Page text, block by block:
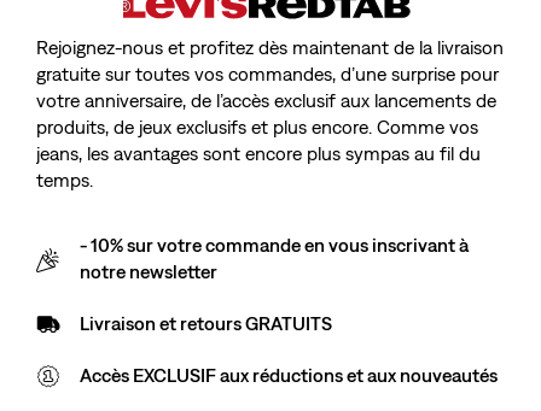
Bella Studded Belt
(0)
69,00 €
Rejoignez-nous et profitez dès maintenant de la livraison
gratuite sur toutes vos commandes, d’une surprise pour
votre anniversaire, de l’accès exclusif aux lancements de
produits, de jeux exclusifs et plus encore. Comme vos
jeans, les avantages sont encore plus sympas au fil du
temps.
- 10% sur votre commande en vous inscrivant à
notre newsletter
Livraison et retours GRATUITS
Accès EXCLUSIF aux réductions et aux nouveautés